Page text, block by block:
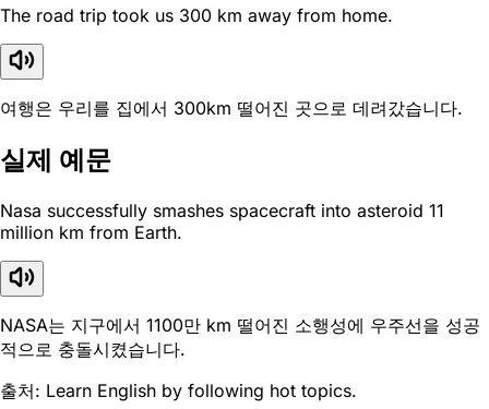
The road trip took us 300 km away from home.
여행은 우리를 집에서 300km 떨어진 곳으로 데려갔습니다.
실제 예문
Nasa successfully smashes spacecraft into asteroid 11
million km from Earth.
NASA는 지구에서 1100만 km 떨어진 소행성에 우주선을 성공
적으로 충돌시켰습니다.
출처: Learn English by following hot topics.